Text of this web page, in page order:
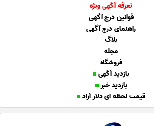
تعرفه آگهی ویژه
قوانین درج آگهی
راهنمای درج آگهی
بلاگ
مجله
فروشگاه
بازدید آگهی
بازدید خبر
قیمت لحظه ای دلار آزاد